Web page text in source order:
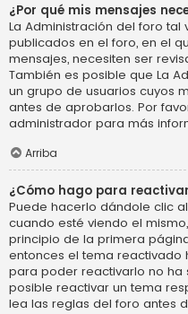
¿Por qué mis mensajes
La Administración del foro
publicados en el foro, en el
mensajes, necesiten ser
También es posible que La
un grupo de usuarios cuyos
antes de aprobarlos. Por
administrador para más
Arriba
¿Cómo hago para
Puede hacerlo dándole clic
cuando esté viendo el
principio de la primera
entonces el tema reactivado
para poder reactivarlo no ha
posible reactivar un tema
lea las reglas del foro antes